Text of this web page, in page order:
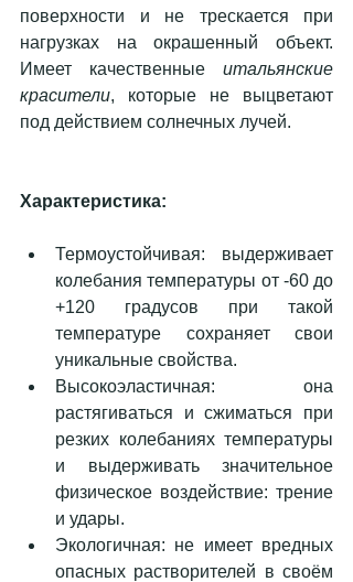
поверхности и не трескается при
нагрузках на окрашенный объект.
Имеет качественные итальянские
красители, которые не выцветают
под действием солнечных лучей.
Характеристика:
Термоустойчивая: выдерживает
колебания температуры от -60 до
+120 градусов при такой
температуре сохраняет свои
уникальные свойства.
Высокоэластичная: она
растягиваться и сжиматься при
резких колебаниях температуры
и выдерживать значительное
физическое воздействие: трение
и удары.
Экологичная: не имеет вредных
опасных растворителей в своём